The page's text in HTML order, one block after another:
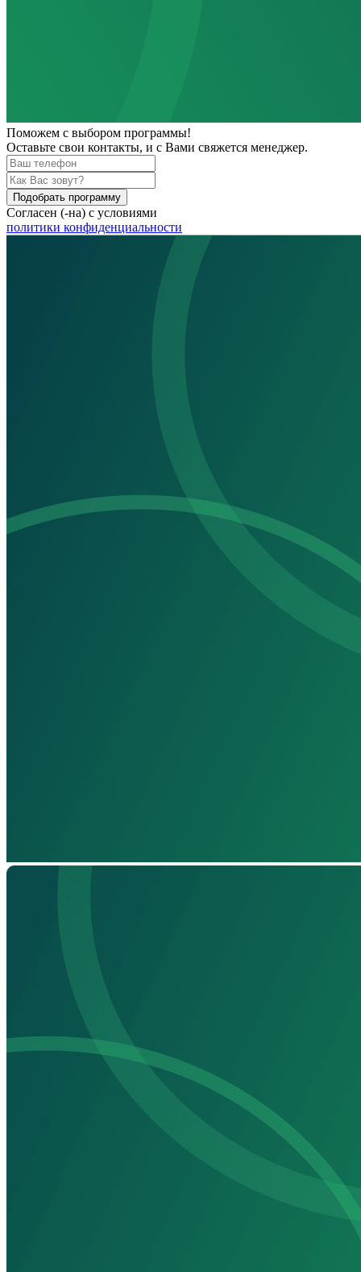
Поможем с выбором программы!
Оставьте свои контакты, и с Вами свяжется менеджер.
Подобрать программу
Согласен (-на) с условиями
политики конфиденциальности